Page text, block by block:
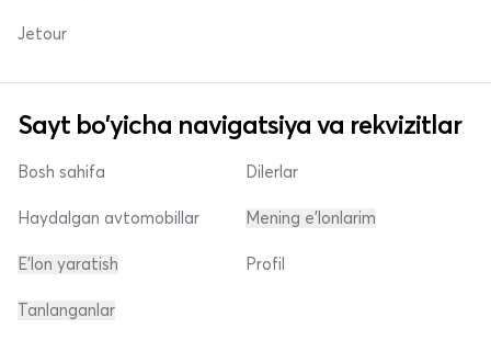
Jetour
Sayt bo'yicha navigatsiya va rekvizitlar
Bosh sahifa
Haydalgan avtomobillar
E'lon yaratish
Dilerlar
Mening e'lonlarim
Profil
Tanlanganlar